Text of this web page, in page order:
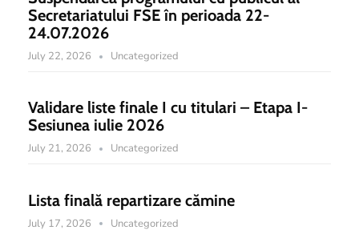
Secretariatului FSE în perioada 22-
24.07.2026
July 22, 2026 Uncategorized
Validare liste finale I cu titulari – Etapa I-
Sesiunea iulie 2026
July 21, 2026 Uncategorized
Lista finală repartizare cămine
July 17, 2026 Uncategorized